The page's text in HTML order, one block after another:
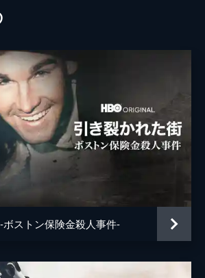
ストン保険金殺人事件-